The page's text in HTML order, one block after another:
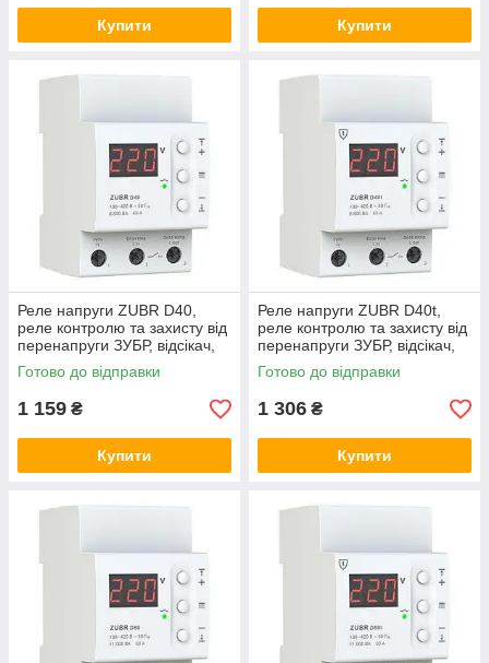
Купити Купити
Реле напруги ZUBR D40,
реле контролю та захисту від
перенапруги ЗУБР, відсікач,
бар'єр
Готово до відправки
1 159 ₴
Купити
Реле напруги ZUBR D40t,
реле контролю та захисту від
перенапруги ЗУБР, відсікач,
бар'єр
Готово до відправки
1 306 ₴
Купити